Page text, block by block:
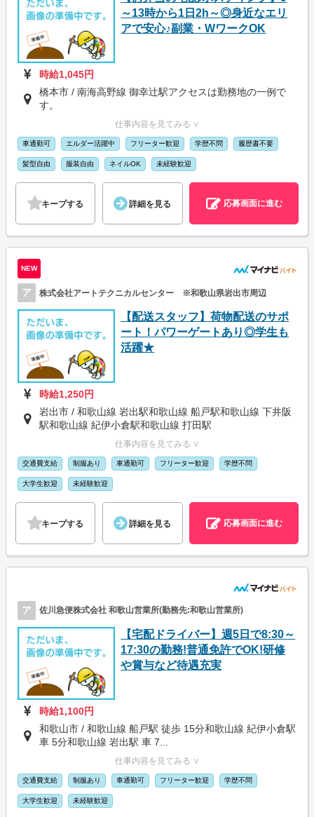
～13時から1日2h～◎身近なエリ
アで安心♪副業・WワークOK
時給1,045円
橋本市 / 南海高野線 御幸辻駅アクセスは勤務地の一例で
す。
仕事内容を見てみる ∨
車通勤可 エルダー活躍中 フリーター歓迎 学歴不問 履歴書不要
髪型自由 服装自由 ネイルOK 未経験歓迎
キープする 詳細を見る 応募画面に進む
NEW
ア 株式会社アートテクニカルセンター ※和歌山県岩出市周辺
【配送スタッフ】荷物配送のサポ
ート！パワーゲートあり◎学生も
活躍★
時給1,250円
岩出市 / 和歌山線 岩出駅和歌山線 船戸駅和歌山線 下井阪
駅和歌山線 紀伊小倉駅和歌山線 打田駅
仕事内容を見てみる ∨
交通費支給 制服あり 車通勤可 フリーター歓迎 学歴不問
大学生歓迎 未経験歓迎
キープする 詳細を見る 応募画面に進む
ア 佐川急便株式会社 和歌山営業所(勤務先:和歌山営業所)
【宅配ドライバー】週5日で8:30～
17:30の勤務!普通免許でOK!研修
や賞与など待遇充実
時給1,100円
和歌山市 / 和歌山線 船戸駅 徒歩 15分和歌山線 紀伊小倉駅
車 5分和歌山線 岩出駅 車 7...
仕事内容を見てみる ∨
交通費支給 制服あり 車通勤可 フリーター歓迎 学歴不問
大学生歓迎 未経験歓迎